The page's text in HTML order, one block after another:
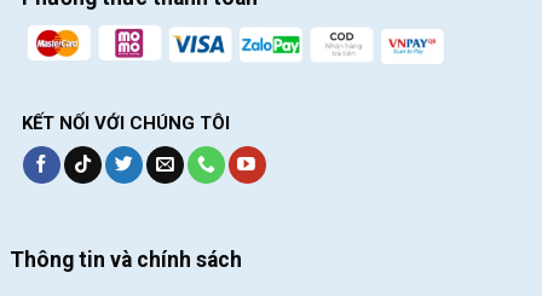
KẾT NỐI VỚI CHÚNG TÔI
Thông tin và chính sách